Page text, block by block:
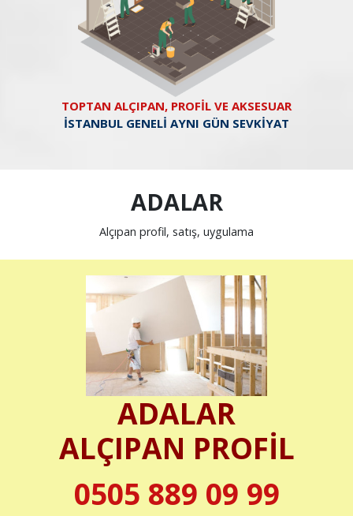
TOPTAN ALÇIPAN, PROFİL VE AKSESUAR
İSTANBUL GENELİ AYNI GÜN SEVKİYAT
ADALAR
Alçıpan profil, satış, uygulama
ADALAR
ALÇIPAN PROFİL
0505 889 09 99